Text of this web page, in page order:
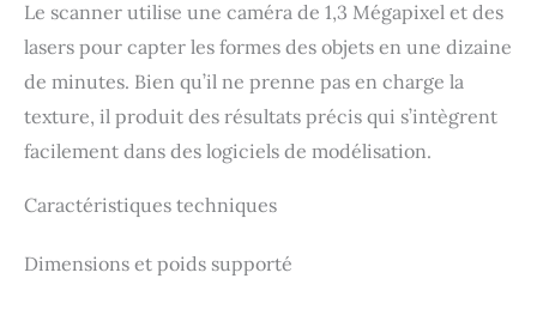
extérieur, la numérisation
reste stable dans des
allant jusqu'à 100 000 lux.
Le mode VCSEL fonctionne
en toute fiabilité jusqu'à
une lumière ambiante de
s'adapter à toutes les
conditions d'éclairage, il
constantes par tous les
rend la numérisation 3D
professionnelle accessible
experts.
lumière pour une numérisation polyvalente dans une
variété de couleurs, de matériaux et de conditions
d'éclairage. [Accessoires et compatibilité] - La poignée
Smart Grip en option du kit scanner 3D (vendue
séparément) connecte Moose Lite à votre smartphone
(Android/iOS) pour la numérisation en mouvement. Le
logiciel officiel JMStudio prend en charge l'exportation
Le scanner utilise une caméra de 1,3 Mégapixel et des
lasers pour capter les formes des objets en une dizaine
de minutes. Bien qu’il ne prenne pas en charge la
texture, il produit des résultats précis qui s’intègrent
facilement dans des logiciels de modélisation.
Caractéristiques techniques
Dimensions et poids supporté